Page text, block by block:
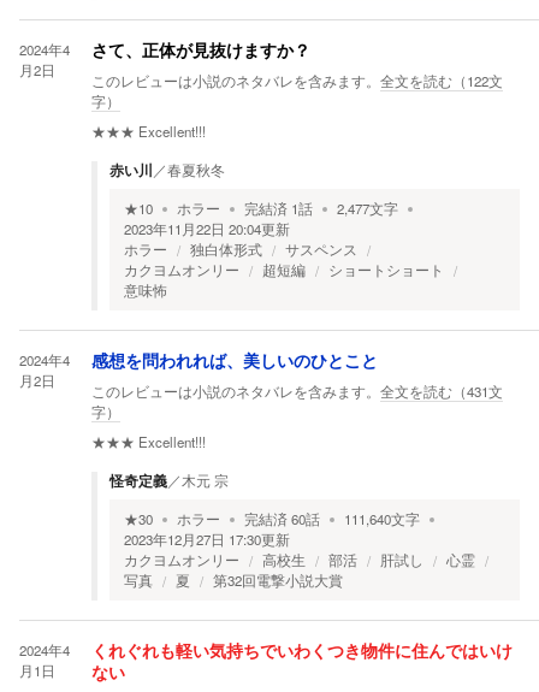
2024年4
月2日
さて、正体が見抜けますか？
このレビューは小説のネタバレを含みます。 全文を読む（122文
字）
★★★ Excellent!!!
赤い川 ／春夏秋冬
★10 ホラー 完結済 1話 2,477文字
2023年11月22日 20:04更新
ホラー
独白体形式
サスペンス
カクヨムオンリー
超短編
ショートショート
意味怖
2024年4
月2日
感想を問われれば、美しいのひとこと
このレビューは小説のネタバレを含みます。 全文を読む（431文
字）
★★★ Excellent!!!
怪奇定義／木元 宗
★30 ホラー 完結済60話 111,640文字
2023年12月27日 17:30更新
カクヨムオンリー
高校生 部活 肝試し
心霊
写真
夏 第32回電撃小説大賞
2024年4
月1日
くれぐれも軽い気持ちでいわくつき物件に住んではいけ
ない